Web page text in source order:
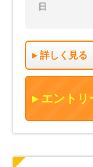
日
詳しく見る
エントリ